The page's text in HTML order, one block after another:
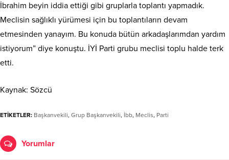
İbrahim beyin iddia ettiği gibi gruplarla toplantı yapmadık.
Meclisin sağlıklı yürümesi için bu toplantıların devam
etmesinden yanayım. Bu konuda bütün arkadaşlarımdan yardım
istiyorum” diye konuştu. İYİ Parti grubu meclisi toplu halde terk
etti.
Kaynak: Sözcü
ETİKETLER: Başkanvekili, Grup Başkanvekili, İbb, Meclis, Parti
Yorumlar